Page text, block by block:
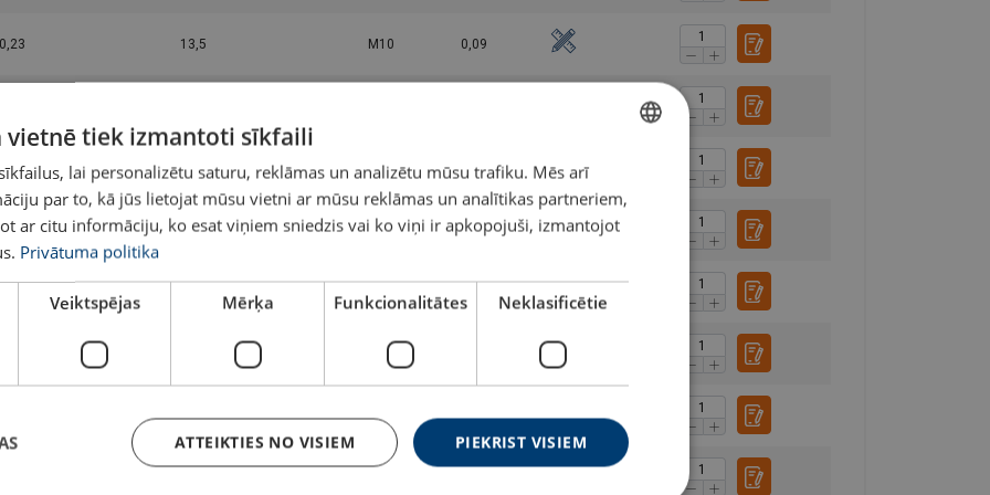
0,23 13,5 M10 0,09
0,49 28,8 M14 0,24
0,7 41,2 M16 0,25
M20
M24
189 M30 1,4
LATVIAN
ENGLISH TRANSLATION
vietnē tiek izmantoti sīkfaili
lai personalizētu saturu, reklāmas un analizētu mūsu trafiku. Mēs arī
par to, kā jūs lietojat mūsu vietni ar mūsu reklāmas un analītikas partneriem,
ar citu informāciju, ko esat viņiem sniedzis vai ko viņi ir apkopojuši, izmantojot
Privātuma politika
Veiktspējas Mērķa Funkcionalitātes Neklasificētie
PIEKRIST VISIEM
ATTEIKTIES NO VISIEM